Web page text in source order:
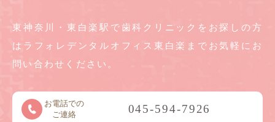
東神奈川・東白楽駅で歯科クリニックをお探しの方
は ラフォレデンタルオフィス東白楽までお気軽に お
問い合わせください。
お電話での
ご連絡
045-594-7926